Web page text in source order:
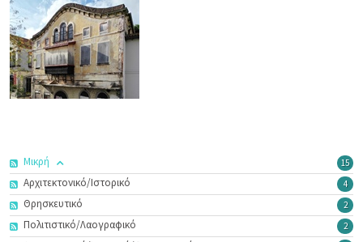
15
Μικρή
4
Αρχιτεκτονικό/Ιστορικό
2
Θρησκευτικό
2
Πολιτιστικό/Λαογραφικό